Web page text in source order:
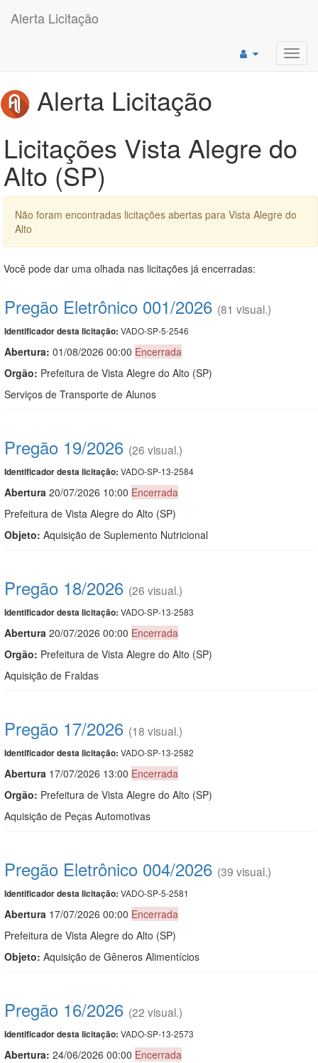
Alerta Licitação
Alerta Licitação
Licitações Vista Alegre do
Alto (SP)
Não foram encontradas licitações abertas para Vista Alegre do
Alto
Você pode dar uma olhada nas licitações já encerradas:
Pregão Eletrônico 001/2026 (81 visual.)
Identificador desta licitação: VADO-SP-5-2546
Abertura: 01/08/2026 00:00 Encerrada
Orgão: Prefeitura de Vista Alegre do Alto (SP)
Serviços de Transporte de Alunos
Pregão 19/2026 (26 visual.)
Identificador desta licitação: VADO-SP-13-2584
Abertura 20/07/2026 10:00 Encerrada
Prefeitura de Vista Alegre do Alto (SP)
Objeto: Aquisição de Suplemento Nutricional
Pregão 18/2026 (26 visual.)
Identificador desta licitação: VADO-SP-13-2583
Abertura 20/07/2026 00:00 Encerrada
Orgão: Prefeitura de Vista Alegre do Alto (SP)
Aquisição de Fraldas
Pregão 17/2026 (18 visual.)
Identificador desta licitação: VADO-SP-13-2582
Abertura 17/07/2026 13:00 Encerrada
Orgão: Prefeitura de Vista Alegre do Alto (SP)
Aquisição de Peças Automotivas
Pregão Eletrônico 004/2026 (39 visual.)
Identificador desta licitação: VADO-SP-5-2581
Abertura 17/07/2026 00:00 Encerrada
Prefeitura de Vista Alegre do Alto (SP)
Objeto: Aquisição de Gêneros Alimentícios
Pregão 16/2026 (22 visual.)
Identificador desta licitação: VADO-SP-13-2573
Abertura: 24/06/2026 00:00 Encerrada